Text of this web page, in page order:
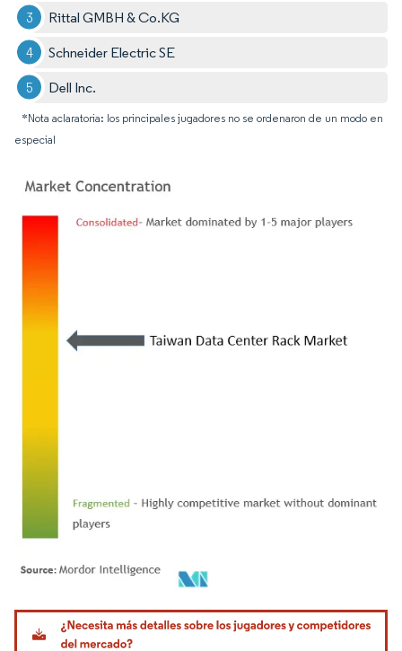
Rittal GMBH & Co.KG
Schneider Electric SE
Dell Inc.
*Nota aclaratoria: los principales jugadores no se ordenaron de un modo en
especial
Imagen © Mordor Intelligence. El uso requiere atribución según CC BY 4.0.